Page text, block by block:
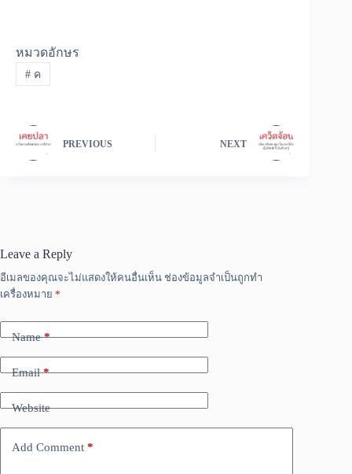
หมวดอักษร
#ค
PREVIOUS NEXT
Leave a Reply
อีเมลของคุณจะไม่แสดงให้คนอื่นเห็น ช่องข้อมูลจำเป็นถูกทำ
เครื่องหมาย *
Name*
Email*
Website
Add Comment *